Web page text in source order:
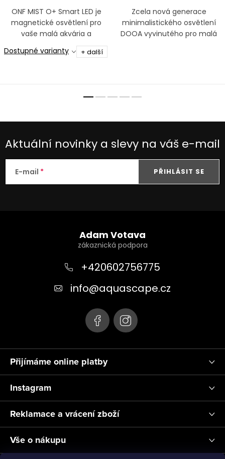
ONF MIST O+ Smart LED je
magnetické osvětlení pro
vaše malá akvária a
paludária, které je možné
ovládat pomocí aplikace.
Dostupné varianty + další
Zcela nová generace
minimalistického osvětlení
DOOA vyvinutého pro malá
Aktuální novinky a slevy na váš e-mail
E-mail PŘIHLÁSIT SE
Přijímáme online platby
Adam Votava
+420602756775
info@aquascape.cz
Instagram
Reklamace a vrácení zboží
Vše o nákupu